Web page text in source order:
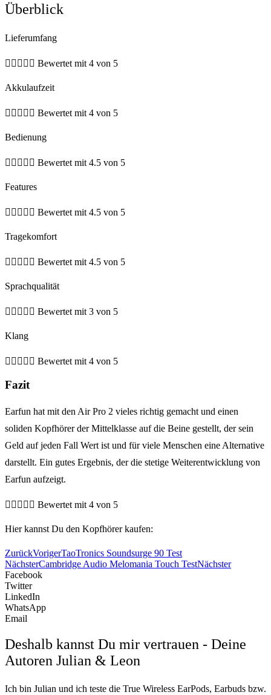
Überblick
Lieferumfang
     Bewertet mit 4 von 5
Akkulaufzeit
     Bewertet mit 4 von 5
Bedienung
     Bewertet mit 4.5 von 5
Features
     Bewertet mit 4.5 von 5
Tragekomfort
     Bewertet mit 4.5 von 5
Sprachqualität
     Bewertet mit 3 von 5
Klang
     Bewertet mit 4 von 5
Fazit
Earfun hat mit den Air Pro 2 vieles richtig gemacht und einen
soliden Kopfhörer der Mittelklasse auf die Beine gestellt, der sein
Geld auf jeden Fall Wert ist und für viele Menschen eine Alternative
darstellt. Ein gutes Ergebnis, der die stetige Weiterentwicklung von
Earfun aufzeigt.
     Bewertet mit 4 von 5
Hier kannst Du den Kopfhörer kaufen:
ZurückVorigerTaoTronics Soundsurge 90 Test
NächsterCambridge Audio Melomania Touch TestNächster
Facebook
Twitter
LinkedIn
WhatsApp
Email
Deshalb kannst Du mir vertrauen - Deine
Autoren Julian & Leon
Ich bin Julian und ich teste die True Wireless EarPods, Earbuds bzw.